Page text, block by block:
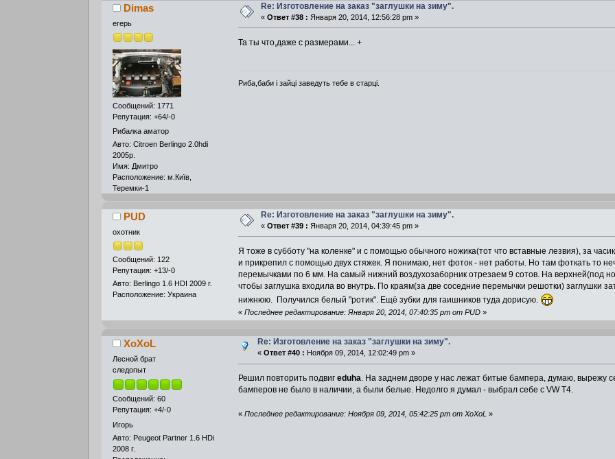
Dimas
егерь
Сообщений: 1771
Репутация: +64/-0
Рибалка аматор
Авто: Citroen Berlingo 2.0hdi
2005р.
Имя: Дмитро
Расположение: м.Київ,
Теремки-1
Re: Изготовление на заказ "заглушки на зиму".
« Ответ #38 : Января 20, 2014, 12:56:28 pm »
Та ты что,даже с размерами... +
Риба,баби і зайці заведуть тебе в старці.
PUD
охотник
Сообщений: 122
Репутация: +13/-0
Авто: Berlingo 1.6 HDI 2009 г.
Расположение: Украина
Re: Изготовление на заказ "заглушки на зиму".
« Ответ #39 : Января 20, 2014, 04:39:45 pm »
Я тоже в субботу "на коленке" и с помощью обычного ножика(тот что вставные лезвия), за
и прикрепил с помощью двух стяжек. Я понимаю, нет фоток - нет работы. Но там фоткать то
перемычками по 6 мм. На самый нижний воздухозаборник отрезаем 9 сотов. На верхней(под
чтобы заглушка входила во внутрь. По краям(за две соседние перемычки решотки) заглушки
нижнюю. Получился белый "ротик". Ещё зубки для гаишников туда дорисую.
«Последнее редактирование: Января 20, 2014, 07:40:35 pm от PUD »
XoXoL
Лесной брат
следопыт
Сообщений: 60
Репутация: +4/-0
Игорь
Авто: Peugeot Partner 1.6 HDi
2008 г.
Re: Изготовление на заказ "заглушки на зиму".
« Ответ #40 : Ноября 09, 2014, 12:02:49 pm »
Решил повторить подвигeduha. На заднем дворе у нас лежат битые бампера, думаю, вырежу
бамперов не было в наличии, а были белые. Недолго я думал - выбрал себе с VW T4.
«Последнее редактирование: Ноября 09, 2014, 05:42:25 pm от XoXoL »